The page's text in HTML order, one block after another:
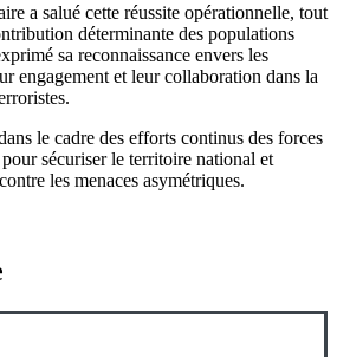
a salué cette réussite opérationnelle, tout
déterminante des populations
sa reconnaissance envers les
engagement et leur collaboration dans la
le cadre des efforts continus des forces
sécuriser le territoire national et
les menaces asymétriques.